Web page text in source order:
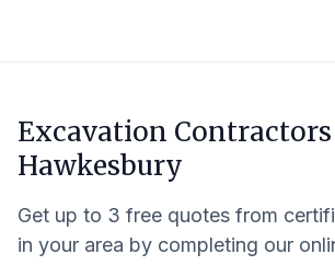
Excavation
Hawkesbury
Get up to 3 free quotes from
in your area by completing our